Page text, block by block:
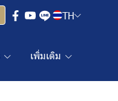
TH
เพิ่มเติม